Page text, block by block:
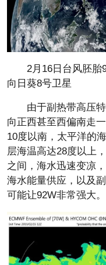
2月16日台风胚胎
向日葵8号卫星
由于副热带高压
向正西甚至西偏南走
10度以南，太平洋的
层海温高达28度以上
之间，海水迅速变凉
海水能量供应，以及
可能让92W非常强大。